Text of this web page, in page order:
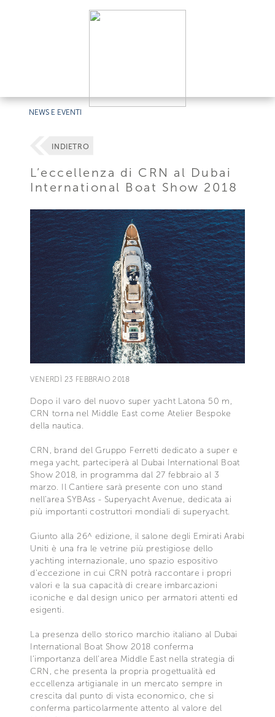
NEWS E EVENTI
INDIETRO
L’eccellenza di CRN al Dubai
International Boat Show 2018
VENERDÌ 23 FEBBRAIO 2018
Dopo il varo del nuovo super yacht Latona 50 m,
CRN torna nel Middle East come Atelier Bespoke
della nautica.
CRN, brand del Gruppo Ferretti dedicato a super e
mega yacht, parteciperà al Dubai International Boat
Show 2018, in programma dal 27 febbraio al 3
marzo. Il Cantiere sarà presente con uno stand
nell’area SYBAss - Superyacht Avenue, dedicata ai
più importanti costruttori mondiali di superyacht.
Giunto alla 26^ edizione, il salone degli Emirati Arabi
Uniti è una fra le vetrine più prestigiose dello
yachting internazionale, uno spazio espositivo
d’eccezione in cui CRN potrà raccontare i propri
valori e la sua capacità di creare imbarcazioni
iconiche e dal design unico per armatori attenti ed
esigenti.
La presenza dello storico marchio italiano al Dubai
International Boat Show 2018 conferma
l’importanza dell’area Middle East nella strategia di
CRN, che presenta la propria progettualità ed
eccellenza artigianale in un mercato sempre in
crescita dal punto di vista economico, che si
conferma particolarmente attento al valore del